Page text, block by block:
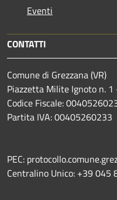
Eventi
CONTATTI
Comune di Grezzana (VR)
Piazzetta Milite Ignoto n.
Codice Fiscale:
Partita IVA: 00405260233
PEC:
Centralino Unico: +39 045